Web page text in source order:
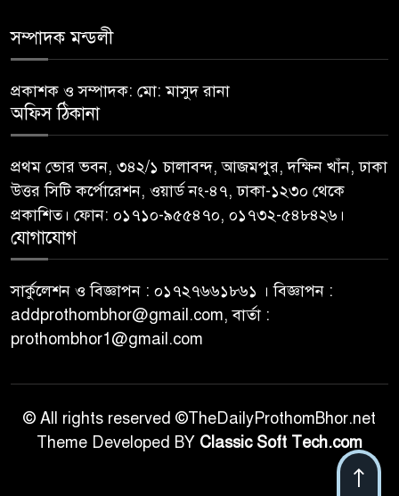
সম্পাদক মন্ডলী
প্রকাশক ও সম্পাদক: মো: মাসুদ রানা
অফিস ঠিকানা
প্রথম ভোর ভবন, ৩৪২/১ চালাবন্দ, আজমপুর, দক্ষিন খাঁন, ঢাকা
উত্তর সিটি কর্পোরেশন, ওয়ার্ড নং-৪৭, ঢাকা-১২৩০ থেকে
প্রকাশিত। ফোন: ০১৭১০-৯৫৫৪৭০, ০১৭৩২-৫৪৮৪২৬।
যোগাযোগ
সার্কুলেশন ও বিজ্ঞাপন : ০১৭২৭৬৬১৮৬১ । বিজ্ঞাপন :
addprothombhor@gmail.com, বার্তা :
prothombhor1@gmail.com
© All rights reserved ©TheDailyProthomBhor.net
Theme Developed BY Classic Soft Tech.com